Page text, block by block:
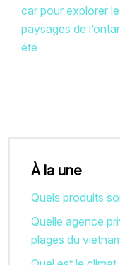
car pour explorer
paysages de
été
À la une
Quels produits
Quelle agence
plages du